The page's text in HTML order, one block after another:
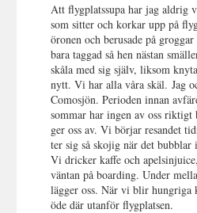
Att flygplatssupa har jag aldrig
som sitter och korkar upp på
öronen och berusade på
bara taggad så hen nästan
skåla med sig själv, liksom
nytt. Vi har alla våra skäl. Jag
Comosjön. Perioden innan
sommar har ingen av oss
ger oss av. Vi börjar resandet
ter sig så skojig när det
Vi dricker kaffe och
väntan på boarding. Under
lägger oss. När vi blir hungriga
öde där utanför flygplatsen.